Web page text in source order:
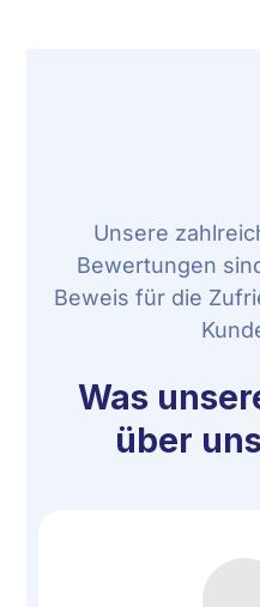
Unsere
Bewertungen
Beweis für die
Was
über